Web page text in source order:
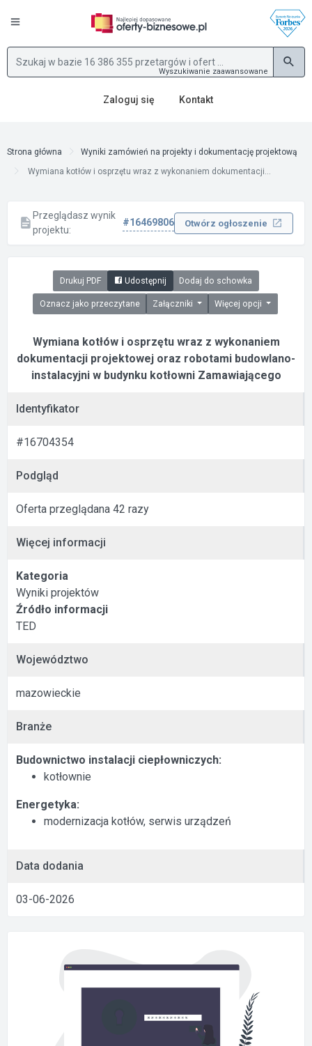
Wyszukiwanie zaawansowane
Zaloguj się Kontakt
Strona główna
Wyniki zamówień na projekty i dokumentację projektową
Wymiana kotłów i osprzętu wraz z wykonaniem dokumentacji...
Przeglądasz wynik
projektu:
#16469806 Otwórz ogłoszenie
Drukuj PDF Udostępnij Dodaj do schowka
Oznacz jako przeczytane Załączniki Więcej opcji
Wymiana kotłów i osprzętu wraz z wykonaniem
dokumentacji projektowej oraz robotami budowlano-
instalacyjni w budynku kotłowni Zamawiającego
Identyfikator
#16704354
Podgląd
Oferta przeglądana 42 razy
Więcej informacji
Kategoria
Wyniki projektów
Źródło informacji
TED
Województwo
mazowieckie
Branże
Budownictwo instalacji ciepłowniczych:
kotłownie
Energetyka:
modernizacja kotłów, serwis urządzeń
Data dodania
03-06-2026